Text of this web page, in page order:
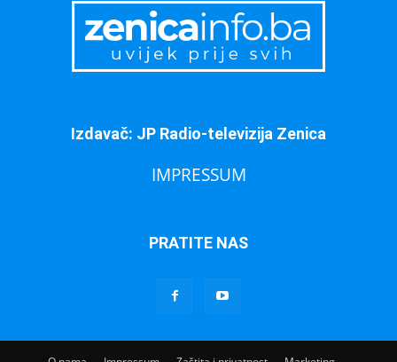
Izdavač: JP Radio-televizija Zenica
IMPRESSUM
PRATITE NAS